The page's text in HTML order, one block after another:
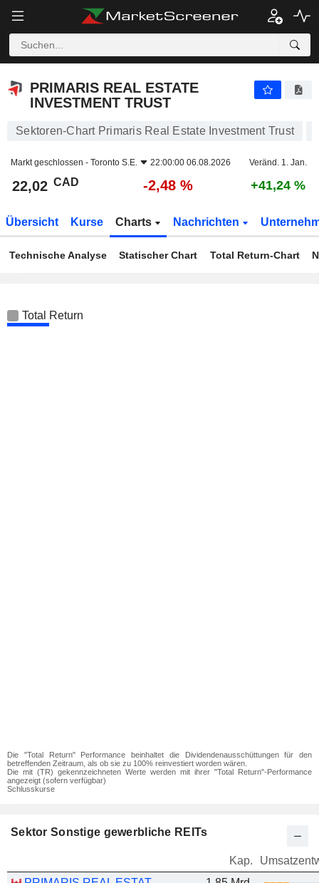
PRIMARIS REAL ESTATE
INVESTMENT TRUST
Sektoren-Chart Primaris Real Estate Investment Trust
Markt geschlossen - Toronto S.E. 22:00:00 06.08.2026 Veränd. 1. Jan.
22,02 CAD -2,48 % +41,24 %
Übersicht Kurse Charts Nachrichten
Technische Analyse Statischer Chart Total Return-Chart
Total Return
Die "Total Return" Performance beinhaltet die Dividendenausschüttungen für den
betreffenden Zeitraum, als ob sie zu 100% reinvestiert worden wären.
Die mit (TR) gekennzeichneten Werte werden mit ihrer "Total Return"-Performance
angezeigt (sofern verfügbar)
Schlusskurse
Sektor Sonstige gewerbliche REITs
Kap.